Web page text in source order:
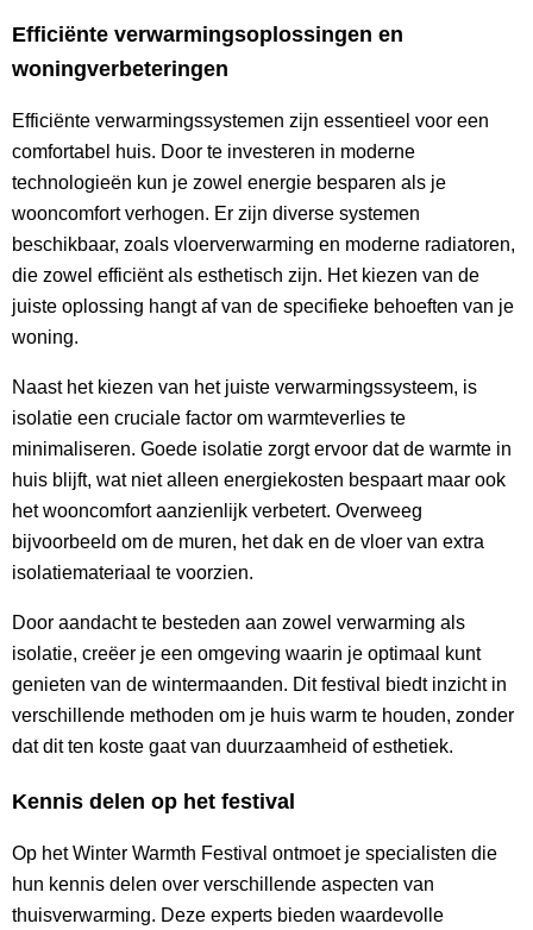
Efficiënte verwarmingsoplossingen en
woningverbeteringen
Efficiënte verwarmingssystemen zijn essentieel voor een
comfortabel huis. Door te investeren in moderne
technologieën kun je zowel energie besparen als je
wooncomfort verhogen. Er zijn diverse systemen
beschikbaar, zoals vloerverwarming en moderne radiatoren,
die zowel efficiënt als esthetisch zijn. Het kiezen van de
juiste oplossing hangt af van de specifieke behoeften van je
woning.
Naast het kiezen van het juiste verwarmingssysteem, is
isolatie een cruciale factor om warmteverlies te
minimaliseren. Goede isolatie zorgt ervoor dat de warmte in
huis blijft, wat niet alleen energiekosten bespaart maar ook
het wooncomfort aanzienlijk verbetert. Overweeg
bijvoorbeeld om de muren, het dak en de vloer van extra
isolatiemateriaal te voorzien.
Door aandacht te besteden aan zowel verwarming als
isolatie, creëer je een omgeving waarin je optimaal kunt
genieten van de wintermaanden. Dit festival biedt inzicht in
verschillende methoden om je huis warm te houden, zonder
dat dit ten koste gaat van duurzaamheid of esthetiek.
Kennis delen op het festival
Op het Winter Warmth Festival ontmoet je specialisten die
hun kennis delen over verschillende aspecten van
thuisverwarming. Deze experts bieden waardevolle